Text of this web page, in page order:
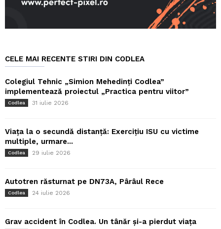
CELE MAI RECENTE STIRI DIN CODLEA
Colegiul Tehnic „Simion Mehedinți Codlea”
implementează proiectul „Practica pentru viitor”
Codlea 31 iulie 2026
Viața la o secundă distanță: Exercițiu ISU cu victime
multiple, urmare...
Codlea 29 iulie 2026
Autotren răsturnat pe DN73A, Pârâul Rece
Codlea 24 iulie 2026
Grav accident în Codlea. Un tânăr și-a pierdut viața